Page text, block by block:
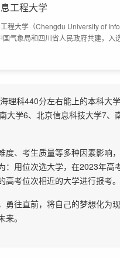
工程大学
程大学（Chengdu University of
国气象局和四川省人民政府共建，入
都信息工程大学有航空港、龙泉两
理科440分左右能上的本科大
大学6、北京信息科技大学7
度、考生质量等多种因素影响
：用位次选大学，在2023年
考位次相近的大学进行报考。
勇往直前，将自己的梦想化为
。